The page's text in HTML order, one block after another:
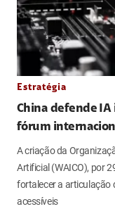
Estratégia
China defende IA
fórum
A criação da
Artificial (WAICO), por
fortalecer a articulação
acessíveis